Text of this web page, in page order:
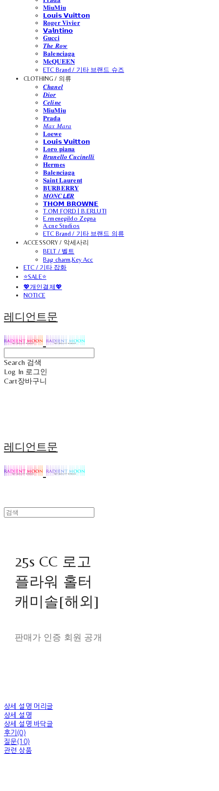
𝐌𝐢𝐮𝐌𝐢𝐮
𝗟𝗼𝘂𝗶𝘀 𝗩𝘂𝗶𝘁𝘁𝗼𝗻
𝐑𝐨𝐠𝐞𝐫 𝐕𝐢𝐯𝐢𝐞𝐫
𝗩𝗮𝗹𝗻𝘁𝗶𝗻𝗼
𝐆𝐮𝐜𝐜𝐢
𝑻𝒉𝒆 𝑹𝒐𝒘
𝐁𝐚𝐥𝐞𝐧𝐜𝐢𝐚𝐠𝐚
𝐌𝐜𝐐𝐔𝐄𝐄𝐍
ETC Brand / 기타 브랜드 슈즈
CLOTHING / 의류
𝑪𝒉𝒂𝒏𝒆𝒍
𝑫𝒊𝒐𝒓
𝑪𝒆𝒍𝒊𝒏𝒆
𝐌𝐢𝐮𝐌𝐢𝐮
𝐏𝐫𝐚𝐝𝐚
𝑀𝑎𝑥 𝑀𝑎𝑟𝑎
𝐋𝐨𝐞𝐰𝐞
𝗟𝗼𝘂𝗶𝘀 𝗩𝘂𝗶𝘁𝘁𝗼𝗻
𝐋𝐨𝐫𝐨 𝐩𝐢𝐚𝐧𝐚
𝑩𝒓𝒖𝒏𝒆𝒍𝒍𝒐 𝑪𝒖𝒄𝒊𝒏𝒆𝒍𝒍𝒊
𝐇𝐞𝐫𝐦𝐞𝐬
𝐁𝐚𝐥𝐞𝐧𝐜𝐢𝐚𝐠𝐚
𝐒𝐚𝐢𝐧𝐭 𝐋𝐚𝐮𝐫𝐞𝐧𝐭
𝐁𝐔𝐑𝐁𝐄𝐑𝐑𝐘
𝑴𝑶𝑵𝑪𝙇𝙀𝑹
𝗧𝗛𝗢𝗠 𝗕𝗥𝗢𝗪𝗡𝗘
T.OM FORD | B.ERLUTI
E.rmenegildo Zegna
A.cne Studios
ETC Brand / 기타 브랜드 의류
ACCESSORY / 악세사리
BELT / 벨트
Bag charm,Key Acc
ETC / 기타 잡화
⭐SALE⭐
💖개인결제💖
NOTICE
레디언트문
Search 검색
Log In 로그인
Cart장바구니
레디언트문
25s CC 로고
플라워 홀터
캐미솔[해외]
판매가 인증 회원 공개
상세 설명 머리글
상세 설명
상세 설명 바닥글
후기(0)
질문(10)
관련 상품